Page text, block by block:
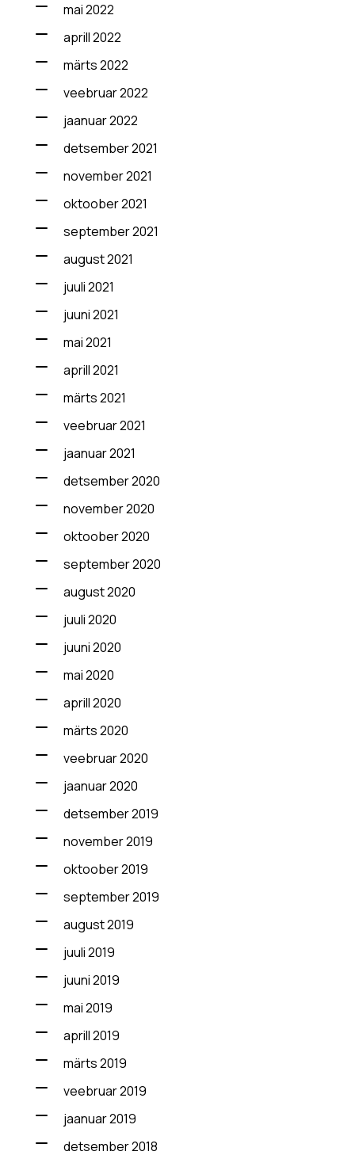
mai 2022
aprill 2022
märts 2022
veebruar 2022
jaanuar 2022
detsember 2021
november 2021
oktoober 2021
september 2021
august 2021
juuli 2021
juuni 2021
mai 2021
aprill 2021
märts 2021
veebruar 2021
jaanuar 2021
detsember 2020
november 2020
oktoober 2020
september 2020
august 2020
juuli 2020
juuni 2020
mai 2020
aprill 2020
märts 2020
veebruar 2020
jaanuar 2020
detsember 2019
november 2019
oktoober 2019
september 2019
august 2019
juuli 2019
juuni 2019
mai 2019
aprill 2019
märts 2019
veebruar 2019
jaanuar 2019
detsember 2018